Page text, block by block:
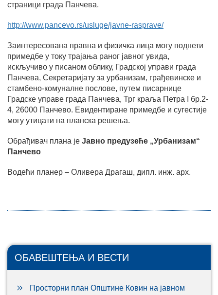
страници града Панчева.
http://www.pancevo.rs/usluge/javne-rasprave/
Заинтересована правна и физичка лица могу поднети
примедбе у току трајања раног јавног увида,
искључиво у писаном облику, Градској управи града
Панчева, Секретаријату за урбанизам, грађевинске и
стамбено-комуналне послове, путем писарнице
Градске управе града Панчева, Трг краља Петра I
бр.2-
4, 26000 Панчево. Евидентиране примедбе и сугестије
могу утицати на планска решења.
Обрађивач плана је Јавно предузеће „Урбанизам“
Панчево
Водећи планер – Оливера Драгаш, дипл. инж. арх.
ОБАВЕШТЕЊА И ВЕСТИ
Просторни план Општине Ковин на јавном